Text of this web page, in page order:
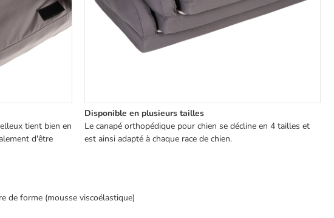
tient bien en
d'être
Disponible en plusieurs tailles
Le canapé orthopédique pour chien se décline en 4 tailles et
est ainsi adapté à chaque race de chien.
de forme (mousse viscoélastique)